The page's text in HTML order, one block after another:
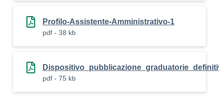
Profilo-Assistente-Amministrativo-1
pdf - 38 kb
pdf - 75 kb